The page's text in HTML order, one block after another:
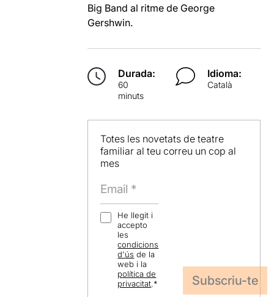
Big Band al ritme de George
Gershwin.
Durada:
60
minuts
Idioma:
Català
Totes les novetats de teatre
familiar al teu correu un cop al
mes
He llegit i
accepto
les
condicions
d'ús de la
web i la
política de
privacitat.*